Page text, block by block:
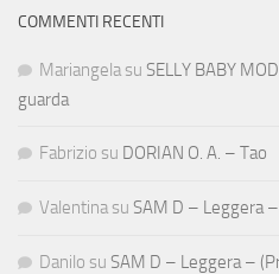
COMMENTI RECENTI
Mariangela su SELLY BABY
guarda
Fabrizio su DORIAN O. A. – Tao
Valentina su SAM D – Leggera
Danilo su SAM D – Leggera –